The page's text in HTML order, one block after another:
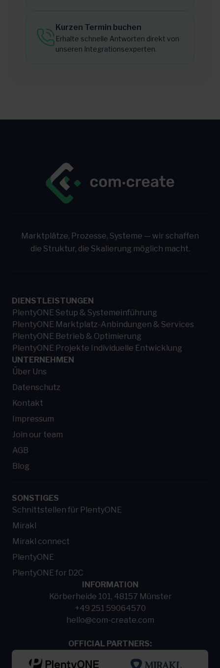
Kurzen Termin buchen
Erhalte schnelle Antworten direkt von
unseren Integrationsexperten.
Marktplätze, Prozesse, Systeme — wir schaffen
die Struktur, die Skalierung möglich macht.
DIENSTLEISTUNGEN
PlentyONE Setup & Systemeinführung
PlentyONE Marktplatz-Anbindungen & Services
PlentyONE Betrieb & Optimierung
PlentyONE Projekte Individuelle Entwicklung
UNTERNEHMEN
Über Uns
Datenschutz
Kontakt
Impressum
Join our team
AGB
Blog
SONSTIGES
Schnittstellen für PlentyONE
Mirakl
Mirakl connect
PlentyONE
PlentyONE for D2C
INFORMATION
Körberheide 101, 48157 Münster
+49 251 59064570
hello@com-create.com
OFFICIAL PARTNERS: